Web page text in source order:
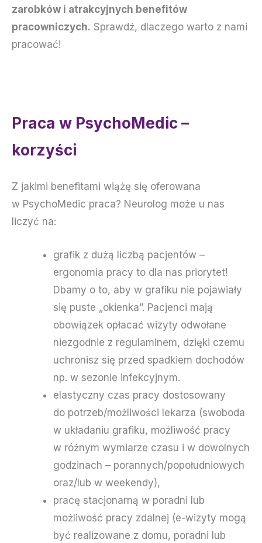
zarobków i atrakcyjnych benefitów
pracowniczych. Sprawdź, dlaczego warto z nami
pracować!
Praca w PsychoMedic –
korzyści
Z jakimi benefitami wiążę się oferowana
w PsychoMedic praca? Neurolog może u nas
liczyć na:
grafik z dużą liczbą pacjentów –
ergonomia pracy to dla nas priorytet!
Dbamy o to, aby w grafiku nie pojawiały
się puste „okienka”. Pacjenci mają
obowiązek opłacać wizyty odwołane
niezgodnie z regulaminem, dzięki czemu
uchronisz się przed spadkiem dochodów
np. w sezonie infekcyjnym.
elastyczny czas pracy dostosowany
do potrzeb/możliwości lekarza (swoboda
w układaniu grafiku, możliwość pracy
w różnym wymiarze czasu i w dowolnych
godzinach – porannych/popołudniowych
oraz/lub w weekendy),
pracę stacjonarną w poradni lub
możliwość pracy zdalnej (e-wizyty mogą
być realizowane z domu, poradni lub